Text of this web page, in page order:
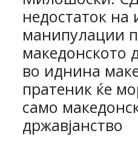
недостаток
манипулации
македонското
во иднина
пратеник ќе
само
државјанство